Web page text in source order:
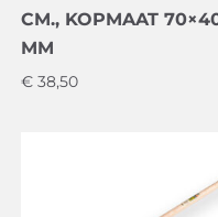
CM., KOPMAAT
MM
€ 38,50